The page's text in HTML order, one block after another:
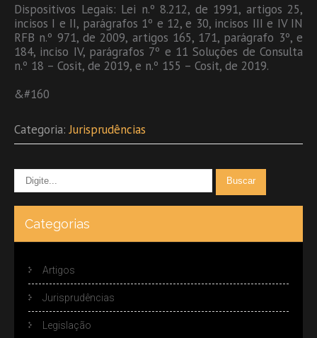
Dispositivos Legais: Lei n.º 8.212, de 1991, artigos 25,
incisos I e II, parágrafos 1º e 12, e 30, incisos III e IV IN
RFB n.º 971, de 2009, artigos 165, 171, parágrafo 3º, e
184, inciso IV, parágrafos 7º e 11 Soluções de Consulta
n.º 18 – Cosit, de 2019, e n.º 155 – Cosit, de 2019.
&#160
Categoria:Jurisprudências
Categorias
Artigos
Jurisprudências
Legislação